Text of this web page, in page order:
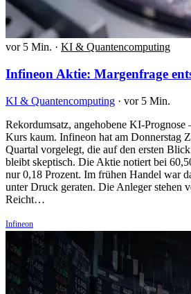
vor 5 Min. · KI & Quantencomputing
Infineon Aktie: Margenfrage
KI & Quantencomputing · vor 5 Min.
Rekordumsatz, angehobene KI-Prognose
Kurs kaum. Infineon hat am Donnerstag
Quartal vorgelegt, die auf den ersten
bleibt skeptisch. Die Aktie notiert bei
nur 0,18 Prozent. Im frühen Handel war
unter Druck geraten. Die Anleger stehen
Reicht…
Infineon